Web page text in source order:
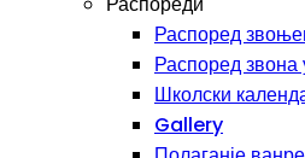
Распоред
Распоред звона
Школски
Gallery